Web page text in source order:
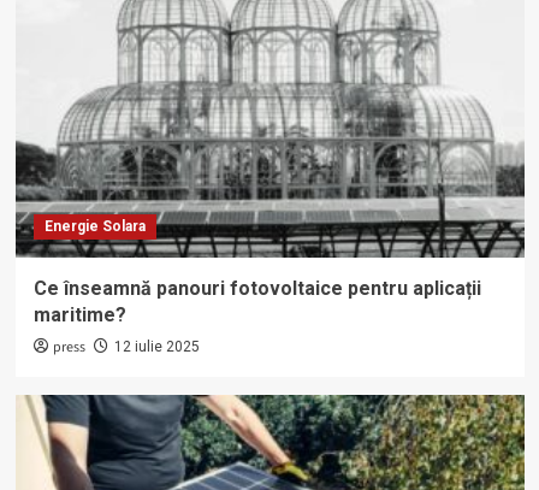
Energie Solara
Ce înseamnă panouri fotovoltaice pentru aplicații
maritime?
press 12 iulie 2025